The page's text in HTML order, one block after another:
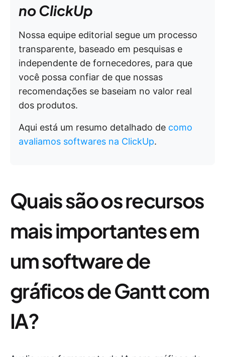
no ClickUp
Nossa equipe editorial segue um processo
transparente, baseado em pesquisas e
independente de fornecedores, para que
você possa confiar de que nossas
recomendações se baseiam no valor real
dos produtos.
Aqui está um resumo detalhado de como
avaliamos softwares na ClickUp.
Quais são os recursos
mais importantes em
um software de
gráficos de Gantt com
IA?